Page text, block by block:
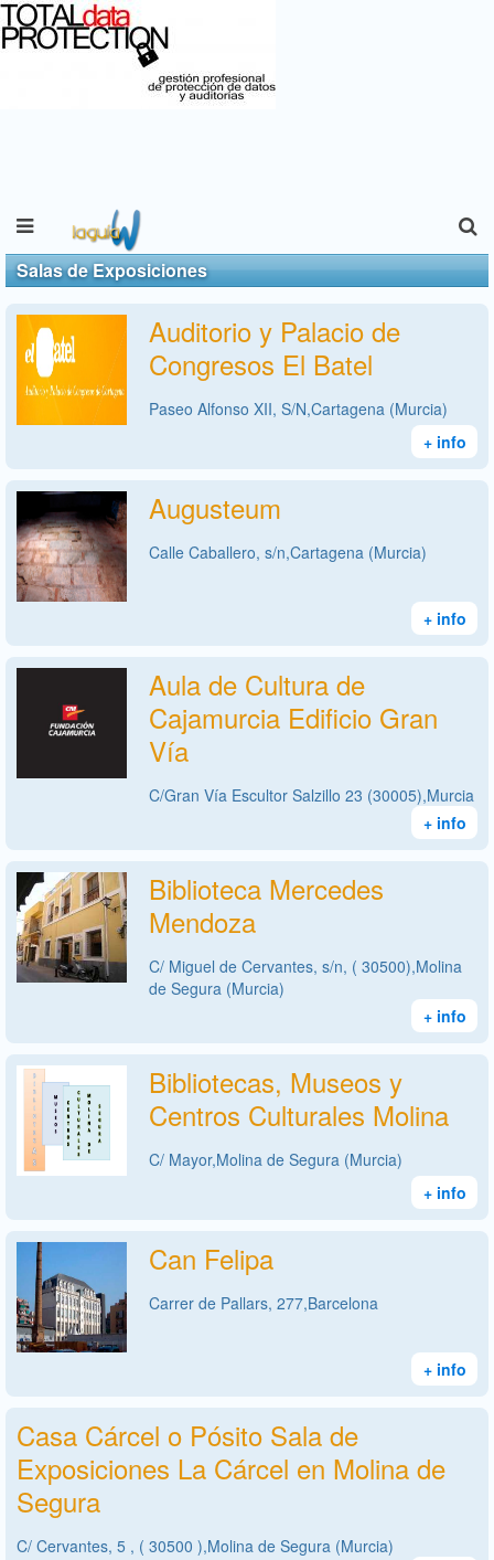
Salas de Exposiciones
Auditorio y Palacio de
Congresos El Batel
Paseo Alfonso XII, S/N,Cartagena (Murcia)
+ info
Augusteum
Calle Caballero, s/n,Cartagena (Murcia)
+ info
Aula de Cultura de
Cajamurcia Edificio Gran
Vía
C/Gran Vía Escultor Salzillo 23 (30005),Murcia
+ info
Biblioteca Mercedes
Mendoza
C/ Miguel de Cervantes, s/n, ( 30500),Molina
de Segura (Murcia)
+ info
Bibliotecas, Museos y
Centros Culturales Molina
C/ Mayor,Molina de Segura (Murcia)
+ info
Can Felipa
Carrer de Pallars, 277,Barcelona
+ info
Casa Cárcel o Pósito Sala de
Exposiciones La Cárcel en Molina de
Segura
C/ Cervantes, 5 , ( 30500 ),Molina de Segura (Murcia)